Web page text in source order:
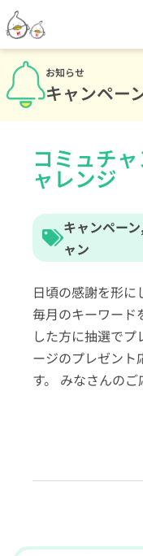
お知らせ
キャンペー
コミュチ
ャレンジ
キャンペーン
ャン
日頃の感謝を形に
毎月のキーワード
した方に抽選で
ージのプレゼント
す。 みなさんの